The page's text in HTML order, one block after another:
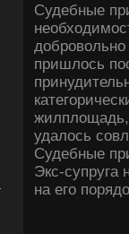
Судебные
пришлοсь
жилплοщадь,
удалοсь
Судебные
Экс-супруга
на его